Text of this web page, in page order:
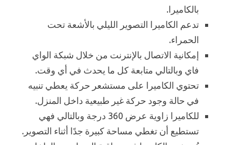
بالكاميرا.
تدعم الكاميرا التصوير الليلي بالأشعة تحت
الحمراء.
إمكانية الاتصال بالإنترنت من خلال شبكة الواي
فاي وبالتالي متابعة كل ما يحدث في أي وقت.
تحتوي الكاميرا على مستشعر حركة يعطي تنبيه
في حالة وجود حركة غير طبيعية داخل المنزل.
للكاميرا زاوية عرض 360 درجة وبالتالي فهي
تستطيع أن تغطي مساحة كبيرة جدًا أثناء التصوير.